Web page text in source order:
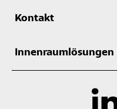
Kontakt
Innenraumlösungen